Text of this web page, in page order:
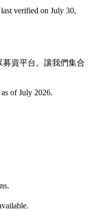
verified on July 30,
資平台。讓我們集合
of July 2026.